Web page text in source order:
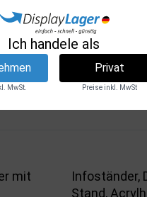
mit
Infoständer,
Stand,
Ich handele als
MwSt.
Privat
Preise inkl. MwSt